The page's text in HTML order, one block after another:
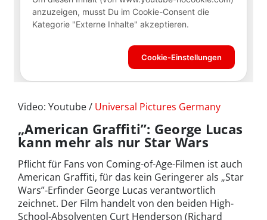
Video: Youtube / Universal Pictures Germany
„American Graffiti”: George Lucas
kann mehr als nur Star Wars
Pflicht für Fans von Coming-of-Age-Filmen ist auch
American Graffiti, für das kein Geringerer als „Star
Wars”-Erfinder George Lucas verantwortlich
zeichnet. Der Film handelt von den beiden High-
School-Absolventen Curt Henderson (Richard